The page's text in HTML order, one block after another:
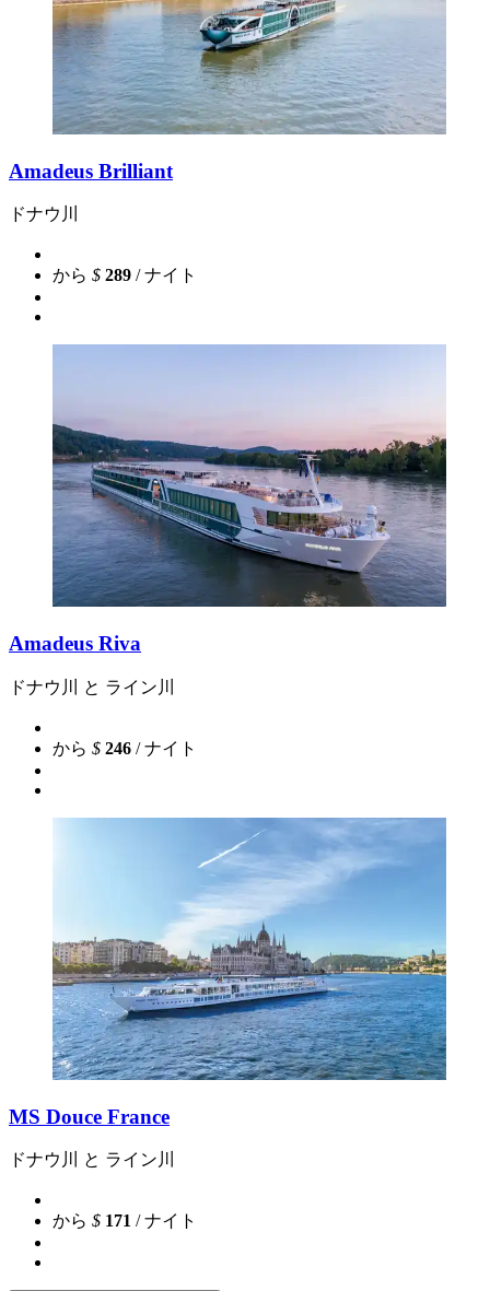
Amadeus Brilliant
ドナウ川
から $ 289 / ナイト
Amadeus Riva
ドナウ川 と ライン川
から $ 246 / ナイト
MS Douce France
ドナウ川 と ライン川
から $ 171 / ナイト